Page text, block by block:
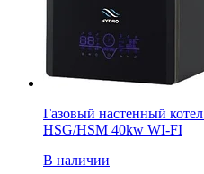
Газовый настенный
HSG/HSM 40kw WI-FI
В наличии